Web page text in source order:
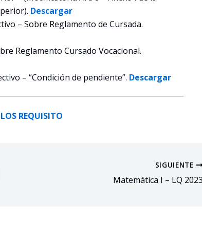
Descargar
– Sobre Reglamento de Cursada.
Reglamento Cursado Vocacional.
– “Condición de pendiente”. Descargar
REQUISITO
SIGUIENTE
Matemática I – LQ